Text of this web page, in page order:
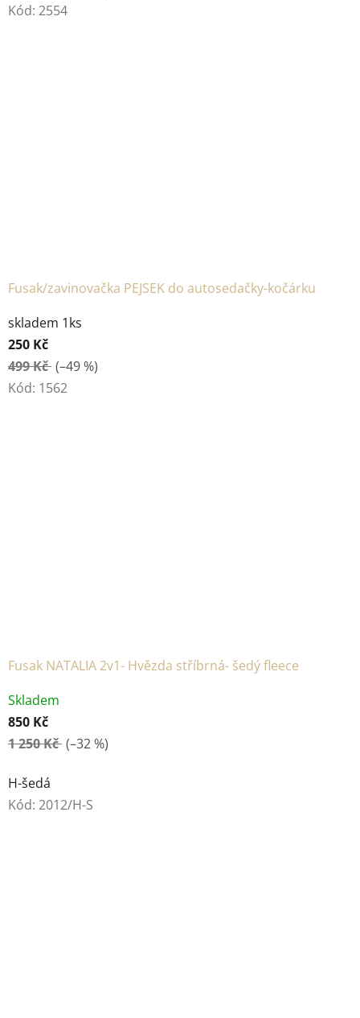
Kód: 2554
Fusak/zavinovačka PEJSEK do autosedačky-kočárku
skladem 1ks
250 Kč
499 Kč (–49 %)
Kód: 1562
Fusak NATALIA 2v1- Hvězda stříbrná- šedý fleece
Skladem
850 Kč
1 250 Kč (–32 %)
H-šedá
Kód: 2012/H-S